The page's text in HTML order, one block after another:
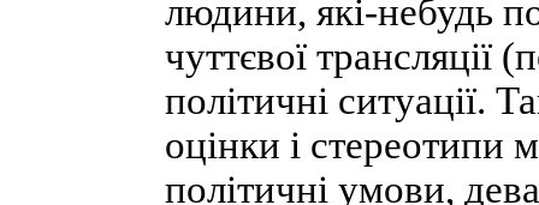
людини, які-небудь
чуттєвої трансляції
політичні ситуації.
оцінки і стереотипи
політичні умови,